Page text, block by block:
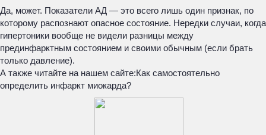
Да, может. Показатели АД — это всего лишь один признак, по
которому распознают опасное состояние. Нередки случаи, когда
гипертоники вообще не видели разницы между
прединфарктным состоянием и своими обычным (если брать
только давление).
А также читайте на нашем сайте:Как самостоятельно
определить инфаркт миокарда?